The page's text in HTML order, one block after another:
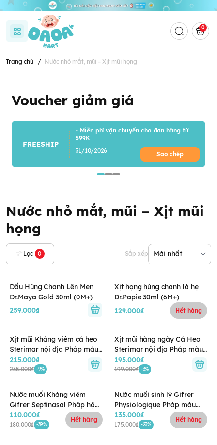
0
Trang chủ / Nước nhỏ mắt, mũi – Xịt mũi họng
Voucher giảm giá
FREESHIP
- Miễn phí vận chuyển cho đơn hàng từ
599K
31/10/2026
Sao chép
Nước nhỏ mắt, mũi – Xịt mũi
họng
Lọc 0 Sắp xếp
Dầu Húng Chanh Lên Men
Dr.Maya Gold 30ml (0M+)
259.000₫
Xịt họng húng chanh lá hẹ
Dr.Papie 30ml (6M+)
129.000₫
Hết hàng
Xịt mũi Kháng viêm cá heo
Sterimar nội địa Pháp màu
Cam 3m+
215.000₫
235.000₫ -9%
Xịt mũi hàng ngày Cá Heo
Sterimar nội địa Pháp màu
Vàng (0-3Y+)
195.000₫
199.000₫ -3%
Nước muối Kháng viêm
Gifrer Septinasal Pháp hộp
20 ống x 5ml (Tép vàng)
0m+
110.000₫
180.000₫ -39%
Hết hàng
Nước muối sinh lý Gifrer
Physiologique Pháp màu
Hồng (40 ống x 5ml) 0m+
135.000₫
175.000₫ -23%
Hết hàng